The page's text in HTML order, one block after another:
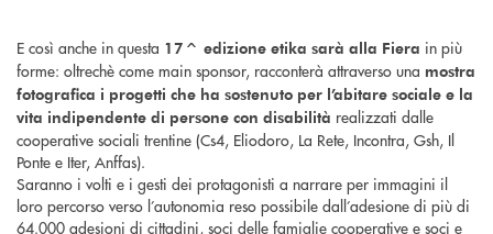
E così anche in questa 17^ edizione etika sarà alla Fiera in più
forme: oltrechè come main sponsor, racconterà attraverso una mostra
fotografica i progetti che ha sostenuto per l’abitare sociale e la
vita indipendente di persone con disabilità realizzati dalle
cooperative sociali trentine (Cs4, Eliodoro, La Rete, Incontra, Gsh, Il
Ponte e Iter, Anffas).
Saranno i volti e i gesti dei protagonisti a narrare per immagini il
loro percorso verso l’autonomia reso possibile dall’adesione di più di
64.000 adesioni di cittadini, soci delle famiglie cooperative e soci e